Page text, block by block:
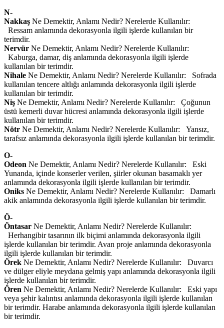
N-
Nakkaş Ne Demektir, Anlamı Nedir? Nerelerde Kullanılır:
Ressam anlamında dekorasyonla ilgili işlerde kullanılan bir
terimdir.
Nervür Ne Demektir, Anlamı Nedir? Nerelerde Kullanılır:
Kaburga, damar, diş anlamında dekorasyonla ilgili işlerde
kullanılan bir terimdir.
Nihale Ne Demektir, Anlamı Nedir? Nerelerde Kullanılır: Sofrada
kullanılan tencere altlığı anlamında dekorasyonla ilgili işlerde
kullanılan bir terimdir.
Niş Ne Demektir, Anlamı Nedir? Nerelerde Kullanılır: Çoğunun
üstü kemerli duvar hücresi anlamında dekorasyonla ilgili işlerde
kullanılan bir terimdir.
Nötr Ne Demektir, Anlamı Nedir? Nerelerde Kullanılır: Yansız,
tarafsız anlamında dekorasyonla ilgili işlerde kullanılan bir terimdir.
O-
Odeon Ne Demektir, Anlamı Nedir? Nerelerde Kullanılır: Eski
Yunanda, içinde konserler verilen, şiirler okunan basamaklı yer
anlamında dekorasyonla ilgili işlerde kullanılan bir terimdir.
Oniks Ne Demektir, Anlamı Nedir? Nerelerde Kullanılır: Damarlı
akik anlamında dekorasyonla ilgili işlerde kullanılan bir terimdir.
Ö-
Öntasar Ne Demektir, Anlamı Nedir? Nerelerde Kullanılır:
Herhangibir tasarının ilk biçimi anlamında dekorasyonla ilgili
işlerde kullanılan bir terimdir. Avan proje anlamında dekorasyonla
ilgili işlerde kullanılan bir terimdir.
Örek Ne Demektir, Anlamı Nedir? Nerelerde Kullanılır: Duvarcı
ve dülger eliyle meydana gelmiş yapı anlamında dekorasyonla ilgili
işlerde kullanılan bir terimdir.
Ören Ne Demektir, Anlamı Nedir? Nerelerde Kullanılır: Eski yapı
veya şehir kalıntısı anlamında dekorasyonla ilgili işlerde kullanılan
bir terimdir. Harabe anlamında dekorasyonla ilgili işlerde kullanılan
bir terimdir.